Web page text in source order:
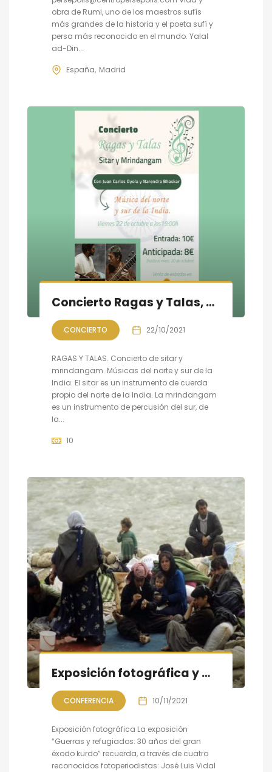
obra de Rumi, uno de los maestros sufís
más grandes de la historia y el poeta sufí y
persa más reconocido en el mundo. Yalal
ad-Din...
España Madrid
Concierto Ragas y Talas, Música de la India
CONCIERTO 22/10/2021
RAGAS Y TALAS. Concierto de sitar y
mrindangam. Músicas del norte y sur de la
India. El sitar es un instrumento de cuerda
propio del norte de la India. La mrindangam
es un instrumento de percusión del sur, de
la...
10
Exposición fotográfica y mesa redonda, gran éxodo kurdo
CONFERENCIA 10/11/2021
Exposición fotográfica La exposición
“Guerras y refugiados: 30 años del gran
éxodo kurdo” recuerda, a través de cuatro
reconocidos fotoperiodistas: José Luis Vidal